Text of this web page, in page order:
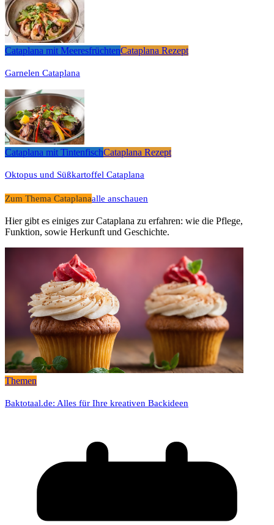
Cataplana mit MeeresfrüchtenCataplana Rezept
Garnelen Cataplana
Cataplana mit TintenfischCataplana Rezept
Oktopus und Süßkartoffel Cataplana
Zum Thema Cataplanaalle anschauen
Hier gibt es einiges zur Cataplana zu erfahren: wie die Pflege,
Funktion, sowie Herkunft und Geschichte.
Themen
Baktotaal.de: Alles für Ihre kreativen Backideen